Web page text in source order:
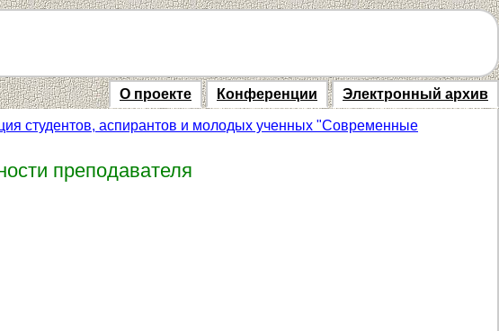
О проекте Конференции Электронный архив
студентов, аспирантов и молодых ученных "Современные
преподавателя